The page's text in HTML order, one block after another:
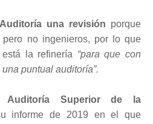
una revisión porque
pero no ingenieros, por lo que
la refinería “para que con
puntual auditoría”.
Auditoría Superior de la
informe de 2019 en el que